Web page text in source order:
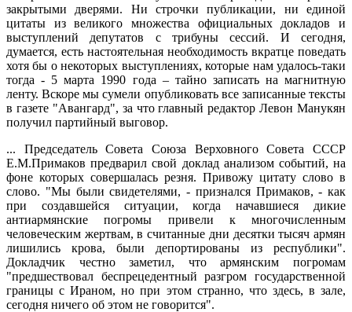
закрытыми дверями. Ни строчки публикации, ни единой
цитаты из великого множества официальных докладов и
выступлений депутатов с трибуны сессий. И сегодня,
думается, есть настоятельная необходимость вкратце поведать
хотя бы о некоторых выступлениях, которые нам удалось-таки
тогда - 5 марта 1990 года – тайно записать на магнитную
ленту. Вскоре мы сумели опубликовать все записанные тексты
в газете "Авангард", за что главный редактор Левон Манукян
получил партийный выговор.
... Председатель Совета Союза Верховного Совета СССР
Е.М.Примаков предварил свой доклад анализом событий, на
фоне которых совершалась резня. Привожу цитату слово в
слово. "Мы были свидетелями, - признался Примаков, - как
при создавшейся ситуации, когда начавшиеся дикие
антиармянские погромы привели к многочисленным
человеческим жертвам, в считанные дни десятки тысяч армян
лишились крова, были депортированы из республики".
Докладчик честно заметил, что армянским погромам
"предшествовал беспрецедентный разгром государственной
границы с Ираном, но при этом странно, что здесь, в зале,
сегодня ничего об этом не говорится".